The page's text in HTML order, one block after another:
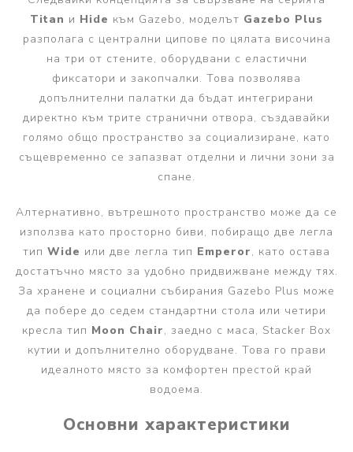
Titan и Hide към Gazebo, моделът Gazebo Plus
разполага с централни ципове по цялата височина
на три от стените, оборудвани с еластични
фиксатори и закопчалки. Това позволява
допълнителни палатки да бъдат интегрирани
директно към трите странични отвора, създавайки
голямо общо пространство за социализиране, като
същевременно се запазват отделни и лични зони за
спане.
Алтернативно, вътрешното пространство може да се
използва като просторно биви, побиращо две легла
тип Wide или две легла тип Emperor, като остава
достатъчно място за удобно придвижване между тях.
За хранене и социални събирания Gazebo Plus може
да побере до седем стандартни стола или четири
кресла тип Moon Chair, заедно с маса, Stacker Box
кутии и допълнително оборудване. Това го прави
идеалното място за комфортен престой край
водоема.
Основни характеристики